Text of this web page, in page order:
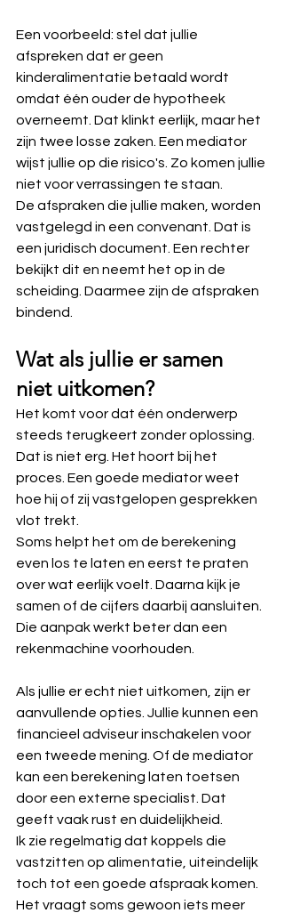
Een voorbeeld: stel dat jullie
afspreken dat er geen
kinderalimentatie betaald wordt
omdat één ouder de hypotheek
overneemt. Dat klinkt eerlijk, maar het
zijn twee losse zaken. Een mediator
wijst jullie op die risico's. Zo komen jullie
niet voor verrassingen te staan.
De afspraken die jullie maken, worden
vastgelegd in een convenant. Dat is
een juridisch document. Een rechter
bekijkt dit en neemt het op in de
scheiding. Daarmee zijn de afspraken
bindend.
Wat als jullie er samen
niet uitkomen?
Het komt voor dat één onderwerp
steeds terugkeert zonder oplossing.
Dat is niet erg. Het hoort bij het
proces. Een goede mediator weet
hoe hij of zij vastgelopen gesprekken
vlot trekt.
Soms helpt het om de berekening
even los te laten en eerst te praten
over wat eerlijk voelt. Daarna kijk je
samen of de cijfers daarbij aansluiten.
Die aanpak werkt beter dan een
rekenmachine voorhouden.
Als jullie er echt niet uitkomen, zijn er
aanvullende opties. Jullie kunnen een
financieel adviseur inschakelen voor
een tweede mening. Of de mediator
kan een berekening laten toetsen
door een externe specialist. Dat
geeft vaak rust en duidelijkheid.
Ik zie regelmatig dat koppels die
vastzitten op alimentatie, uiteindelijk
toch tot een goede afspraak komen.
Het vraagt soms gewoon iets meer